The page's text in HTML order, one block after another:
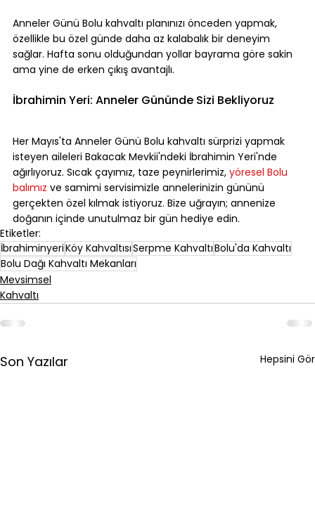
Anneler Günü Bolu kahvaltı planınızı önceden yapmak,
özellikle bu özel günde daha az kalabalık bir deneyim
sağlar. Hafta sonu olduğundan yollar bayrama göre sakin
ama yine de erken çıkış avantajlı.
İbrahimin Yeri: Anneler Gününde Sizi Bekliyoruz
Her Mayıs'ta Anneler Günü Bolu kahvaltı sürprizi yapmak
isteyen aileleri Bakacak Mevkii'ndeki İbrahimin Yeri'nde
ağırlıyoruz. Sıcak çayımız, taze peynirlerimiz, yöresel Bolu
balımız ve samimi servisimizle annelerinizin gününü
gerçekten özel kılmak istiyoruz. Bize uğrayın; annenize
doğanın içinde unutulmaz bir gün hediye edin.
Etiketler:
İbrahiminyeriKöy KahvaltısıSerpme KahvaltıBolu'da Kahvaltı
Bolu Dağı Kahvaltı Mekanları
Mevsimsel
Kahvaltı
Son Yazılar Hepsini Gör